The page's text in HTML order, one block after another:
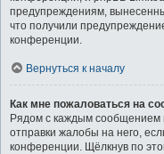
предупреждениям,
что получили
конференции.
Вернуться к началу
Как мне пожаловаться на
Рядом с каждым сообщением
отправки жалобы на него,
конференции. Щёлкнув по